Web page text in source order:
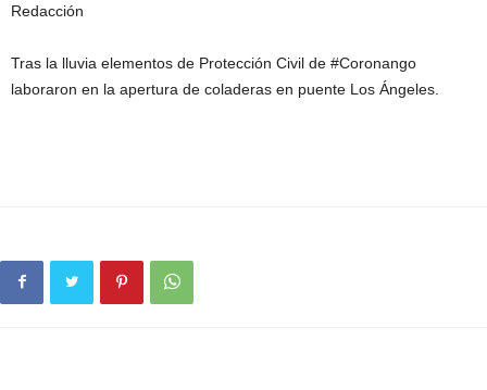
Redacción
Tras la lluvia elementos de Protección Civil de #Coronango
laboraron en la apertura de coladeras en puente Los Ángeles.